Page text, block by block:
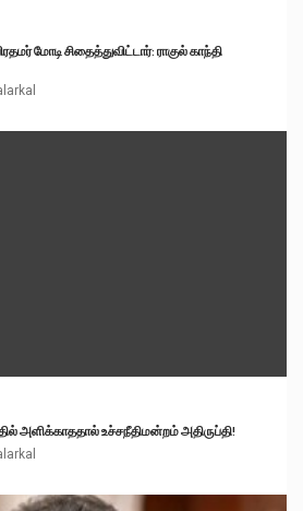
மோடி சிதைத்துவிட்டார்: ராகுல் காந்தி
அளிக்காததால் உச்சநீதிமன்றம் அதிருப்தி!